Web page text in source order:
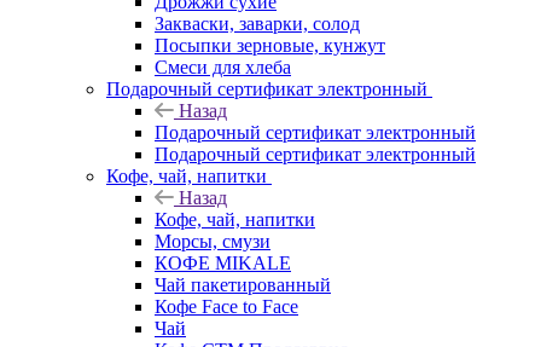
Закваски, заварки, солод
Посыпки зерновые, кунжут
Смеси для хлеба
Подарочный сертификат электронный
Назад
Подарочный сертификат электронный
Подарочный сертификат электронный
Кофе, чай, напитки
Назад
Кофе, чай, напитки
Морсы, смузи
КОФЕ MIKALE
Чай пакетированный
Кофе Face to Face
Чай